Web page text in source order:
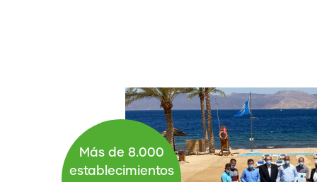
Más de 8.000
establecimientos